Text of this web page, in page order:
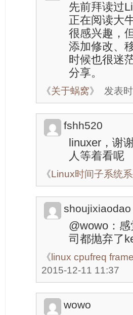
先前拜读过
正在阅读大
很感兴趣，
添加修改、
时候也很迷
分享。
《关于蜗窝》 发表
fshh520
linuxer，谢
人等着看呢
《Linux时间子系统
shoujixiaodao
@wowo：
司都抛弃了
《 linux cpufreq
2015-12-11 11:37
wowo